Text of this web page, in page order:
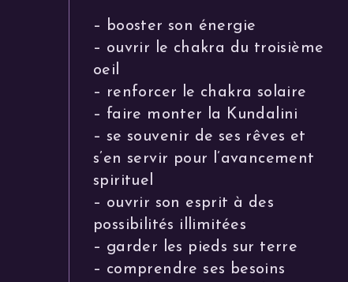
– booster son énergie
– ouvrir le chakra du troisième
oeil
– renforcer le chakra solaire
– faire monter la Kundalini
– se souvenir de ses rêves et
s’en servir pour l’avancement
spirituel
– ouvrir son esprit à des
possibilités illimitées
– garder les pieds sur terre
– comprendre ses besoins